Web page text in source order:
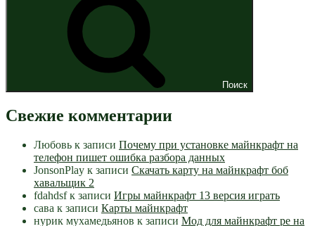
Поиск
Свежие комментарии
Любовь к записи Почему при установке майнкрафт на
телефон пишет ошибка разбора данных
JonsonPlay к записи Скачать карту на майнкрафт боб
хавальщик 2
fdahdsfк записи Игры майнкрафт 13 версия играть
сава к записи Карты майнкрафт
нурик мухамедьянов к записи Мод для майнкрафт pe на